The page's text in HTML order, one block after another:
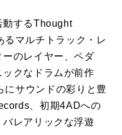
動するThought
マルチトラック・レ
のレイヤー、ペダ
クなドラムが前作
サウンドの彩りと豊
、初期4ADへの
レアリックな浮遊